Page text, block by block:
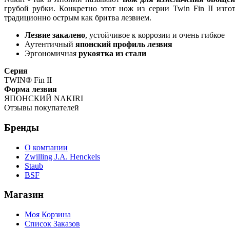
грубой рубки. Конкретно этот нож из серии Twin Fin II
традиционно острым как бритва лезвием.
Лезвие закалено, устойчивое к коррозии и очень гибкое
Аутентичный японский профиль лезвия
Эргономичная рукоятка из стали
Серия
TWIN® Fin II
Форма лезвия
ЯПОНСКИЙ NAKIRI
Отзывы покупателей
Бренды
О компании
Zwilling J.A. Henckels
Staub
BSF
Магазин
Моя Корзина
Список Заказов